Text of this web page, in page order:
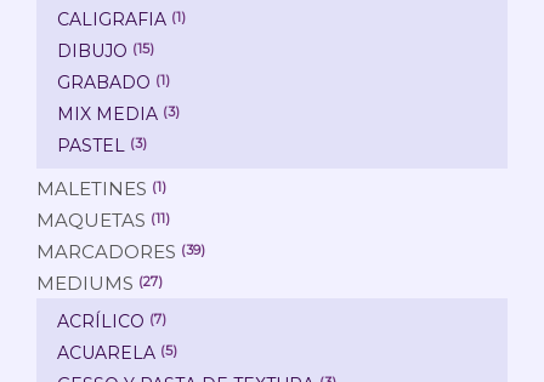
CALIGRAFIA (1)
DIBUJO (15)
GRABADO (1)
MIX MEDIA (3)
PASTEL (3)
MALETINES (1)
MAQUETAS (11)
MARCADORES (39)
MEDIUMS (27)
ACRÍLICO (7)
ACUARELA (5)